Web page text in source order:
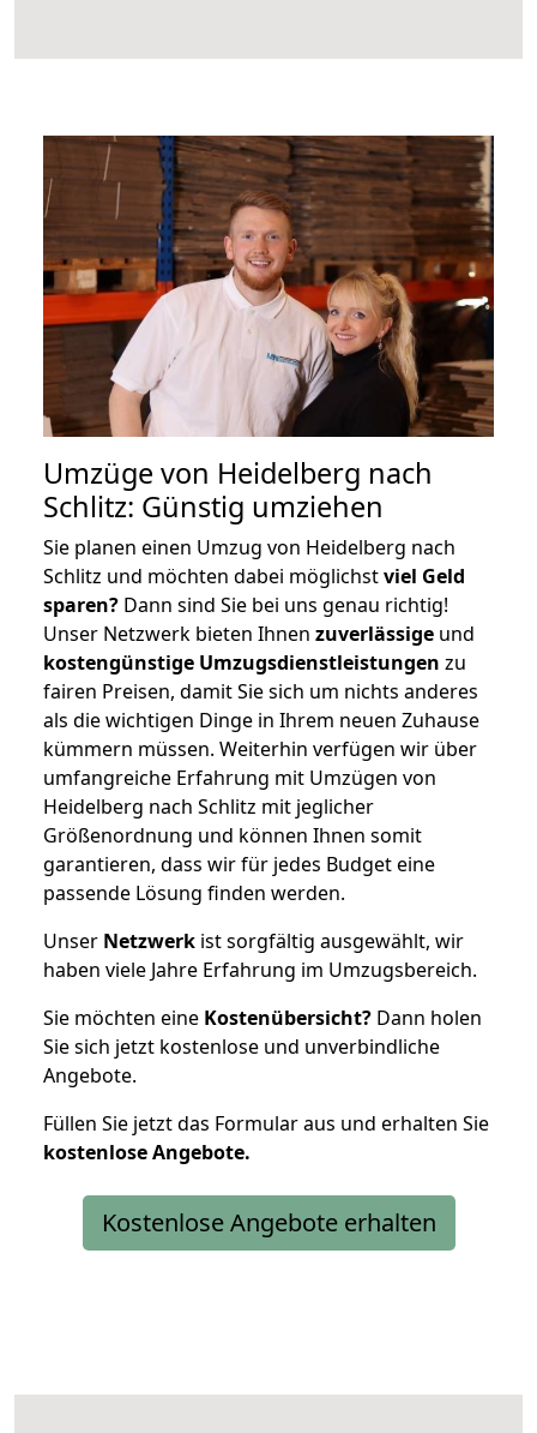
Umzüge von Heidelberg nach
Schlitz: Günstig umziehen
Sie planen einen Umzug von Heidelberg nach
Schlitz und möchten dabei möglichstviel Geld
sparen? Dann sind Sie bei uns genau richtig!
Unser Netzwerk bieten Ihnen zuverlässige und
kostengünstige Umzugsdienstleistungen zu
fairen Preisen, damit Sie sich um nichts anderes
als die wichtigen Dinge in Ihrem neuen Zuhause
kümmern müssen. Weiterhin verfügen wir über
umfangreiche Erfahrung mit Umzügen von
Heidelberg nach Schlitz mit jeglicher
Größenordnung und können Ihnen somit
garantieren, dass wir für jedes Budget eine
passende Lösung finden werden.
Unser Netzwerk ist sorgfältig ausgewählt, wir
haben viele Jahre Erfahrung im Umzugsbereich.
Sie möchten eine Kostenübersicht? Dann holen
Sie sich jetzt kostenlose und unverbindliche
Angebote.
Füllen Sie jetzt das Formular aus und erhalten Sie
kostenloseAngebote.
Kostenlose Angebote erhalten